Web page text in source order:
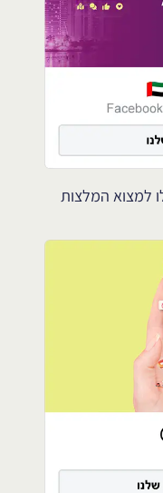
למצוא המלצות